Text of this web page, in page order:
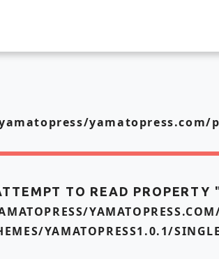
TO READ PROPERTY
YAMATOPRESS1.0.1/